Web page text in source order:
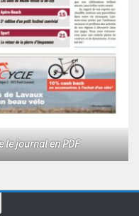
le journal en PDF